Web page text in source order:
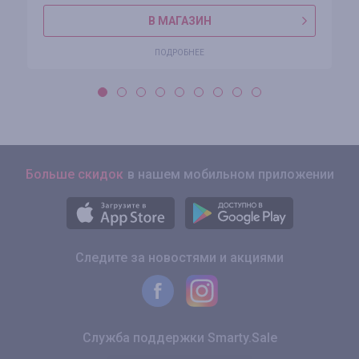
В МАГАЗИН
ПОДРОБНЕЕ
Больше скидок в нашем мобильном приложении
Следите за новостями и акциями
Служба поддержки Smarty.Sale